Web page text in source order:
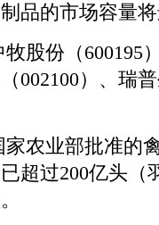
品的市场容量
股份（600195
002100）、瑞
农业部批准的
超过200亿头（